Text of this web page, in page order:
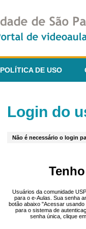
POLÍTICA DE USO
Login do
Não é necessário o login
Usuários da comunidade
para o e-Aulas. Sua senha
botão abaixo "Acessar
para o sistema de
senha única, clique